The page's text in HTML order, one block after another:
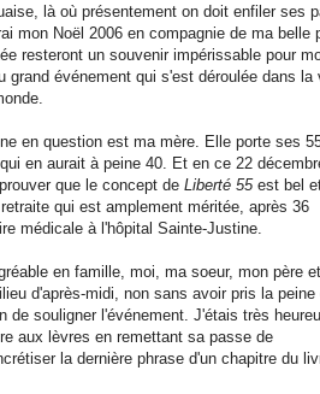
là où présentement on doit enfiler ses
mon Noël 2006 en compagnie de ma belle
resteront un souvenir impérissable pour
grand événement qui s'est déroulée dans la
en question est ma mère. Elle porte ses
en aurait à peine 40. Et en ce 22
que le concept de Liberté 55est bel
qui est amplement méritée, après 36
médicale à l'hôpital Sainte-Justine.
en famille, moi, ma soeur, mon père
d'après-midi, non sans avoir pris la peine
de souligner l'événement. J'étais très
aux lèvres en remettant sa passe de
la dernière phrase d'un chapitre du